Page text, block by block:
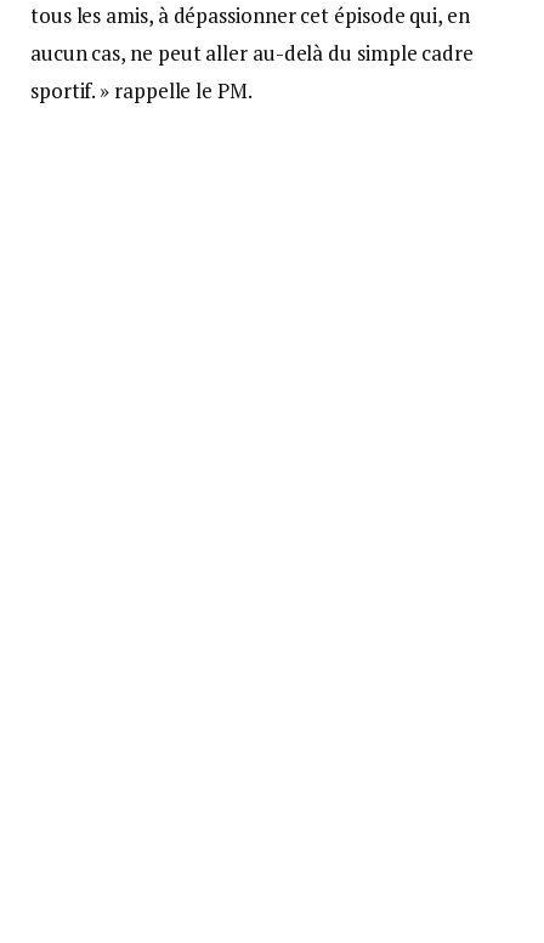
tous les amis, à dépassionner cet épisode qui, en
aucun cas, ne peut aller au-delà du simple cadre
sportif. » rappelle le PM.